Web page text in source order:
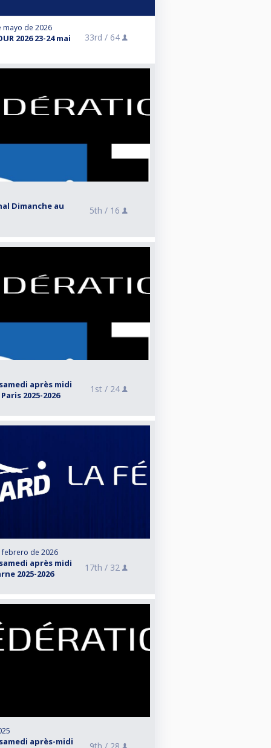
mayo de 2026
2026 23-24 mai 33rd / 64
Dimanche au
5th / 16
après midi
2025-2026
1st / 24
de 2026
après midi
2025-2026
17th / 32
après-midi